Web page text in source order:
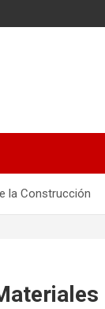
la Construcción